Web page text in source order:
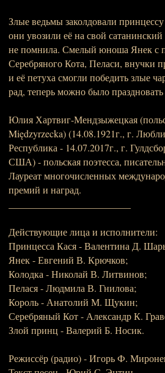
Злые ведьмы заколдовали
они увозили её на свой
не помнила. Смелый юноша Янек с
Серебряного Кота, Пеласи, внучки
и её петуха смогли победить злые
рад, теперь можно было
Юлия Хартвиг-Мендзыжецкая
Międzyrzecka) (14.08.1921г., г.
Республика - 14.07.2017г., г.
США) - польская поэтесса,
Лауреат многочисленных
премий и наград.
Действующие лица и исполнители:
Принцесса Кася - Валентина Д.
Янек - Евгений В. Крючков;
Колодка - Николай В. Литвинов;
Пелася - Людмила В. Гнилова;
Король - Анатолий М. Щукин;
Серебряный Кот - Александр К.
Злой принц - Валерий Б. Носик.
Режиссёр (радио) - Игорь Ф.